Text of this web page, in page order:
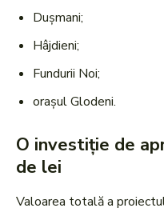
Dușmani;
Hâjdieni;
Fundurii Noi;
orașul Glodeni.
O investiție de
de lei
Valoarea totală a